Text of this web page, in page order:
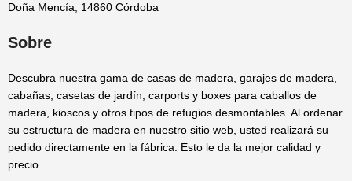
Doña Mencía, 14860 Córdoba
Sobre
Descubra nuestra gama de casas de madera, garajes de madera,
cabañas, casetas de jardín, carports y boxes para caballos de
madera, kioscos y otros tipos de refugios desmontables. Al ordenar
su estructura de madera en nuestro sitio web, usted realizará su
pedido directamente en la fábrica. Esto le da la mejor calidad y
precio.